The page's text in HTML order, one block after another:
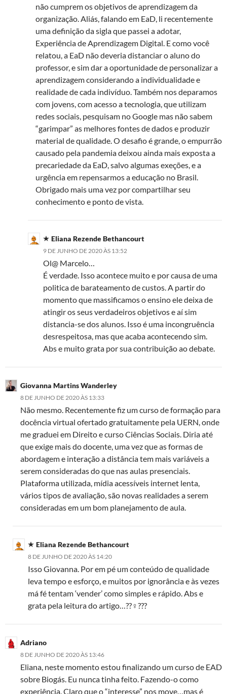
não cumprem os objetivos de aprendizagem da
organização. Aliás, falando em EaD, li recentemente
uma definição da sigla que passei a adotar,
Experiência de Aprendizagem Digital. E como você
relatou, a EaD não deveria distanciar o aluno do
professor, e sim dar a oportunidade de personalizar a
aprendizagem considerando a individualidade e
realidade de cada indivíduo. Também nos deparamos
com jovens, com acesso a tecnologia, que utilizam
redes sociais, pesquisam no Google mas não sabem
“garimpar” as melhores fontes de dados e produzir
material de qualidade. O desafio é grande, o empurrão
causado pela pandemia deixou ainda mais exposta a
precariedade da EaD, salvo algumas exeções, e a
urgência em repensarmos a educação no Brasil.
Obrigado mais uma vez por compartilhar seu
conhecimento e ponto de vista.
Eliana Rezende Bethancourt
9 DE JUNHO DE 2020 ÀS 13:52
Ol@ Marcelo…
É verdade. Isso acontece muito e por causa de uma
politica de barateamento de custos. A partir do
momento que massificamos o ensino ele deixa de
atingir os seus verdadeiros objetivos e aí sim
distancia-se dos alunos. Isso é uma incongruência
desrespeitosa, mas que acaba acontecendo sim.
Abs e muito grata por sua contribuição ao debate.
Giovanna Martins Wanderley
8 DE JUNHO DE 2020 ÀS 13:33
Não mesmo. Recentemente fiz um curso de formação para
docência virtual ofertado gratuitamente pela UERN, onde
me graduei em Direito e curso Ciências Sociais. Diria até
que exige mais do docente, uma vez que as formas de
abordagem e interação a distância tem mais variáveis a
serem consideradas do que nas aulas presenciais.
Plataforma utilizada, mídia acessíveis internet lenta,
vários tipos de avaliação, são novas realidades a serem
consideradas em um bom planejamento de aula.
Eliana Rezende Bethancourt
8 DE JUNHO DE 2020 ÀS 14:20
Isso Giovanna. Por em pé um conteúdo de qualidade
leva tempo e esforço, e muitos por ignorância e às vezes
má fé tentam ‘vender’ como simples e rápido. Abs e
grata pela leitura do artigo…??‍♀️???
Adriano
8 DE JUNHO DE 2020 ÀS 13:46
Eliana, neste momento estou finalizando um curso de EAD
sobre Biogás. Eu nunca tinha feito. Fazendo-o como
experiência. Claro que o “interesse” nos move…mas é